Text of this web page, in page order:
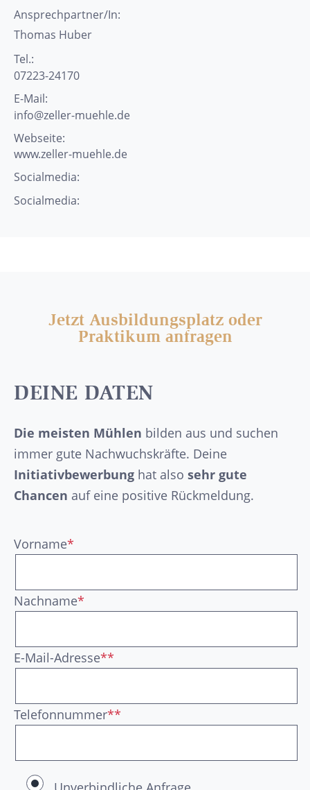
Ansprechpartner/In:
Thomas Huber
Tel.:
07223-24170
E-Mail:
info@zeller-muehle.de
Webseite:
www.zeller-muehle.de
Socialmedia:
Socialmedia:
Jetzt Ausbildungsplatz oder
Praktikum anfragen
DEINE DATEN
Die meisten Mühlen bilden aus und suchen
immer gute Nachwuchskräfte. Deine
Initiativbewerbung hat also sehr gute
Chancen auf eine positive Rückmeldung.
Vorname*
Nachname*
E-Mail-Adresse**
Telefonnummer**